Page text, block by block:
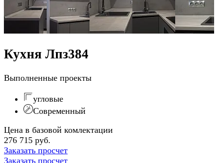
Кухня Лпз384
Выполненные проекты
угловые
Современный
Цена в базовой комлектации
276 715 руб.
Заказать просчет
Заказать просчет